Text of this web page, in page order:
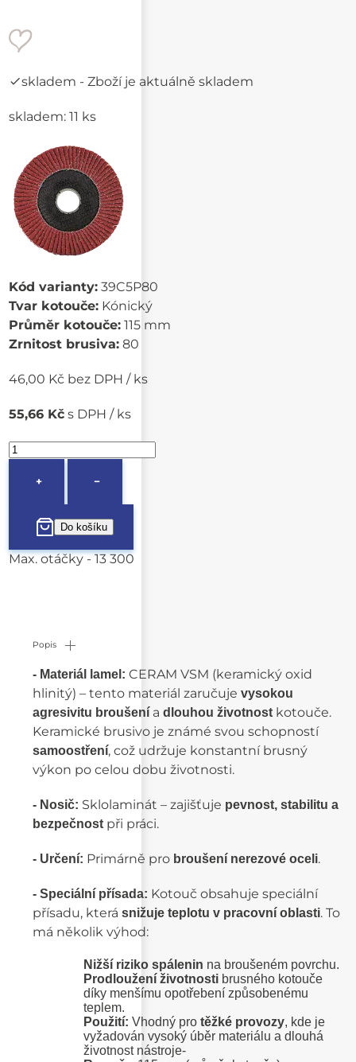
skladem - Zboží je aktuálně skladem
skladem: 11 ks
Kód varianty: 39C5P80
Tvar kotouče: Kónický
Průměr kotouče: 115 mm
Zrnitost brusiva: 80
46,00 Kč bez DPH / ks
55,66 Kč s DPH / ks
+ −
Max. otáčky - 13 300
Popis
- Materiál lamel: CERAM VSM (keramický oxid
hlinitý) – tento materiál zaručujevysokou
agresivitu broušeníadlouhou životnost kotouče.
Keramické brusivo je známé svou schopností
samoostření, což udržuje konstantní brusný
výkon po celou dobu životnosti.
- Nosič: Sklolaminát – zajišťuje pevnost, stabilitu a
bezpečnost při práci.
- Určení: Primárně pro broušení nerezové oceli.
- Speciální přísada: Kotouč obsahuje speciální
přísadu, kterásnižuje teplotu v pracovní oblasti. To
má několik výhod:
Nižší riziko spálenin na broušeném povrchu.
Prodloužení životnosti brusného kotouče
díky menšímu opotřebení způsobenému
teplem.
Použití: Vhodný protěžké provozy, kde je
vyžadován vysoký úběr materiálu a dlouhá
životnost nástroje-